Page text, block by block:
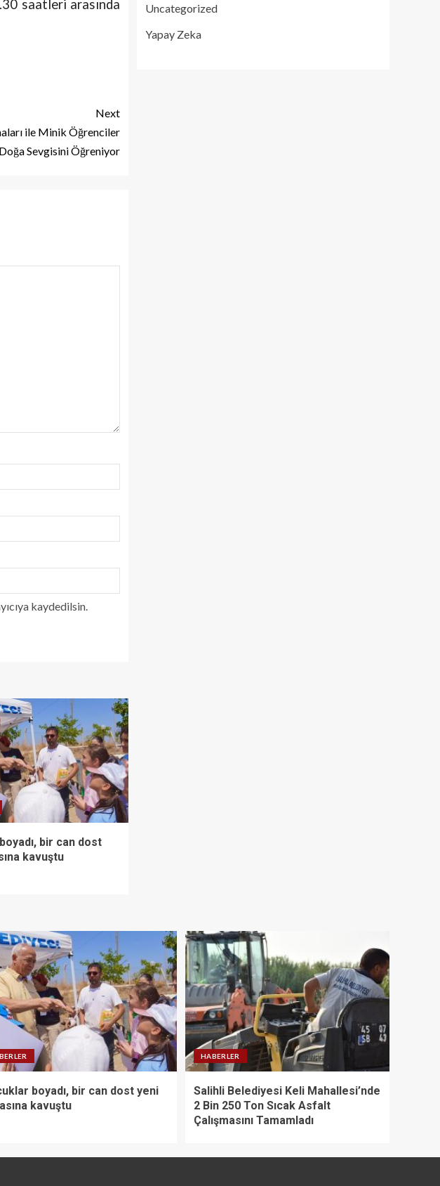
saatleri arasında
Next
ile Minik Öğrenciler
Doğa Sevgisini Öğreniyor
kaydedilsin.
bir can dost
kavuştu
Uncategorized
Yapay Zeka
boyadı, bir can dost yeni
kavuştu
HABERLER
Salihli Belediyesi Keli Mahallesi’nde
2 Bin 250 Ton Sıcak Asfalt
Çalışmasını Tamamladı